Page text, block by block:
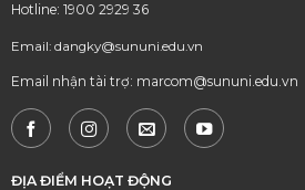
Hotline: 1900 2929 36
Email: dangky@sununi.edu.vn
Email nhận tài trợ: marcom@sununi.edu.vn
ĐỊA ĐIỂM HOẠT ĐỘNG